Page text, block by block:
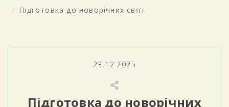
Підготовка до новорічних свят
23.12.2025
Підготовка до новорічних